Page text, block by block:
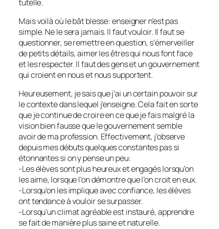
tutelle.
Mais voilà où le bât blesse: enseigner n’est pas
simple. Ne le sera jamais. Il faut vouloir. Il faut se
questionner, se remettre en question, s’émerveiller
de petits détails, aimer les êtres qui nous font face
et les respecter. Il faut des gens et un gouvernement
qui croient en nous et nous supportent.
Heureusement, je sais que j’ai un certain pouvoir sur
le contexte dans lequel j’enseigne. Cela fait en sorte
que je continue de croire en ce que je fais malgré la
vision bien fausse que le gouvernement semble
avoir de ma profession. Effectivement, j’observe
depuis mes débuts quelques constantes pas si
étonnantes si on y pense un peu:
-Les élèves sont plus heureux et engagés lorsqu’on
les aime, lorsque l’on démontre que l’on croit en eux.
-Lorsqu’on les implique avec confiance, les élèves
ont tendance à vouloir se surpasser.
-Lorsqu’un climat agréable est instauré, apprendre
se fait de manière plus saine et naturelle.